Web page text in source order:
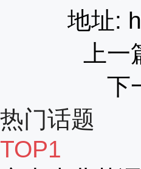
地址:
上
下
热门话题
TOP1